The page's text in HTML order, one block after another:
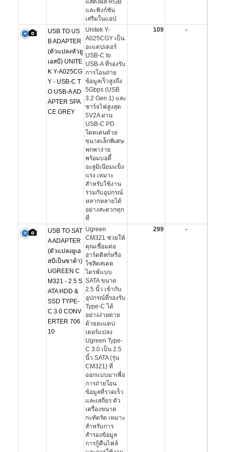
แสดงผล RGB
และฟังก์ชัน
เสริมในแอป
USB TO US
B ADAPTER
(ตัวแปลงหัวยู
เอสบี) UNITE
K Y-A025CG
Y - USB-C T
O USB-A AD
APTER SPA
CE GREY
Unitek Y-
A025CGY เป็น
อะแดปเตอร์
USB-C to
USB-A ที่รองรับ
การโอนถ่าย
ข้อมูลเร็วสูงถึง
5Gbps (USB
3.2 Gen 1) และ
ชาร์จไฟสูงสุด
5V2A ผ่าน
USB-C PD
โดดเด่นด้วย
ขนาดเล็กพิเศษ
พกพาง่าย
พร้อมบอดี้
อะลูมิเนียมแข็ง
แรง เหมาะ
สำหรับใช้งาน
ร่วมกับอุปกรณ์
หลากหลายได้
อย่างสะดวกทุก
ที่
109 -
USB TO SAT
A ADAPTER
(ตัวแปลงยูเอ
สบีเป็นซาต้า)
UGREEN C
M321 - 2.5 S
ATA HDD &
SSD TYPE-
C 3.0 CONV
ERTER 706
10
Ugreen
CM321 ช่วยให้
คุณเชื่อมต่อ
ฮาร์ดดิสก์หรือ
โซลิดสเตต
ไดรฟ์แบบ
SATA ขนาด
2.5 นิ้ว เข้ากับ
อุปกรณ์ที่รองรับ
Type-C ได้
อย่างง่ายดาย
ด้วยอะแดป
เตอร์แปลง
Ugreen Type-
C 3.0 เป็น 2.5
นิ้ว SATA (รุ่น
CM321) ที่
ออกแบบมาเพื่อ
การถ่ายโอน
ข้อมูลที่รวดเร็ว
และเสถียร ตัว
เครื่องขนาด
กะทัดรัด เหมาะ
สำหรับการ
สำรองข้อมูล
การกู้คืนไฟล์
299 -